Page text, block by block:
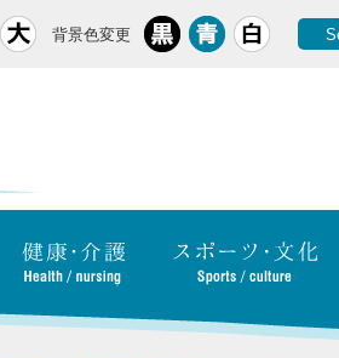
背景色変更